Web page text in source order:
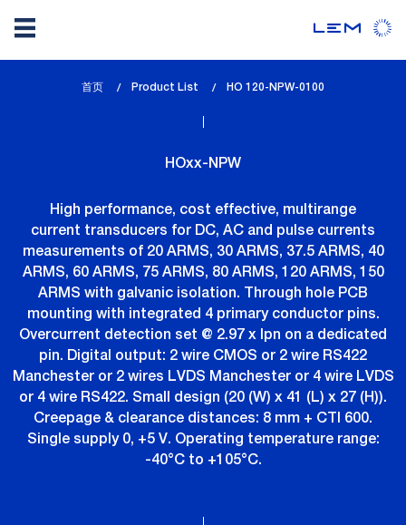
首页 Product List
lem_current_page
HO 120-NPW-0100
HOxx-NPW
High performance, cost effective, multirange
current transducers for DC, AC and pulse currents
measurements of 20 ARMS, 30 ARMS, 37.5 ARMS, 40
ARMS, 60 ARMS, 75 ARMS, 80 ARMS, 120 ARMS, 150
ARMS with galvanic isolation. Through hole PCB
mounting with integrated 4 primary conductor pins.
Overcurrent detection set @ 2.97 x Ipn on a dedicated
pin. Digital output: 2 wire CMOS or 2 wire RS422
Manchester or 2 wires LVDS Manchester or 4 wire LVDS
or 4 wire RS422. Small design (20 (W) x 41 (L) x 27 (H)).
Creepage & clearance distances: 8 mm + CTI 600.
Single supply 0, +5 V. Operating temperature range:
-40°C to +105°C.